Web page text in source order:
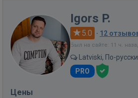
Igors P.
5.0 · 12
Был на сайте: 11 ч.
Latviski, По-русски
PRO
Цены